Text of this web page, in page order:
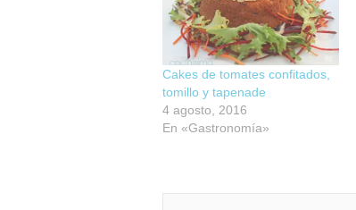
Cakes de tomates confitados,
tomillo y tapenade
4 agosto, 2016
En «Gastronomía»